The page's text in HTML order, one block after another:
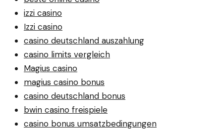
izzi casino
Izzi casino
casino deutschland auszahlung
casino limits vergleich
Magius casino
magius casino bonus
casino deutschland bonus
bwin casino freispiele
casino bonus umsatzbedingungen